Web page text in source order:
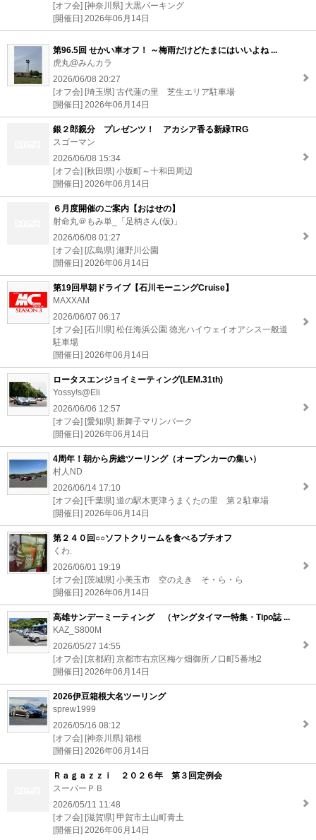
[オフ会] [神奈川県] 大黒パーキング
[開催日] 2026年06月14日
第96.5回 せかい車オフ！ ～梅雨だけどたまにはいいよね ...
虎丸@みんカラ
2026/06/08 20:27
[オフ会] [埼玉県] 古代蓮の里 芝生エリア駐車場
[開催日] 2026年06月14日
銀２郎親分 プレゼンツ！ アカシア香る新緑TRG
スゴーマン
2026/06/08 15:34
[オフ会] [秋田県] 小坂町～十和田周辺
[開催日] 2026年06月14日
６月度開催のご案内【おはせの】
射命丸＠もみ単_「足柄さん(仮)」
2026/06/08 01:27
[オフ会] [広島県] 瀬野川公園
[開催日] 2026年06月14日
第19回早朝ドライブ【石川モーニングCruise】
MAXXAM
2026/06/07 06:17
[オフ会] [石川県] 松任海浜公園 徳光ハイウェイオアシス一般道
駐車場
[開催日] 2026年06月14日
ロータスエンジョイミーティング(LEM.31th)
Yossy!s@Eli
2026/06/06 12:57
[オフ会] [愛知県] 新舞子マリンパーク
[開催日] 2026年06月14日
4周年！朝から房総ツーリング（オープンカーの集い）
村人ND
2026/06/14 17:10
[オフ会] [千葉県] 道の駅木更津うまくたの里 第２駐車場
[開催日] 2026年06月14日
第２４０回○○ソフトクリームを食べるプチオフ
くわ.
2026/06/01 19:19
[オフ会] [茨城県] 小美玉市 空のえき そ・ら・ら
[開催日] 2026年06月14日
高雄サンデーミーティング （ヤングタイマー特集・Tipo誌 ...
KAZ_S800M
2026/05/27 14:55
[オフ会] [京都府] 京都市右京区梅ケ畑御所ノ口町5番地2
[開催日] 2026年06月14日
2026伊豆箱根大名ツーリング
sprew1999
2026/05/16 08:12
[オフ会] [神奈川県] 箱根
[開催日] 2026年06月14日
Ｒａｇａｚｚｉ ２０２６年 第３回定例会
スーパーＰＢ
2026/05/11 11:48
[オフ会] [滋賀県] 甲賀市土山町青土
[開催日] 2026年06月14日